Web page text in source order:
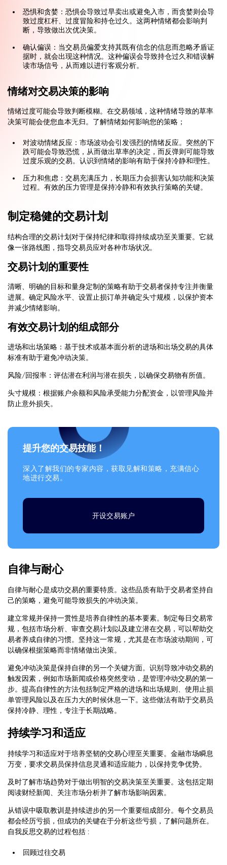
恐惧和贪婪：恐惧会导致过早卖出或避免入市，而贪婪则会导
致过度杠杆、过度冒险和持仓过久。这两种情绪都会影响判
断，导致做出次优决策。
确认偏误：当交易员偏爱支持其既有信念的信息而忽略矛盾证
据时，就会出现这种情况。这种偏误会导致持仓过久和错误解
读市场信号，从而难以进行客观分析。
情绪对交易决策的影响
情绪过度可能会导致判断模糊。在交易领域，这种情绪导致的草率
决策可能会使您血本无归。了解情绪如何影响您的策略；
对波动情绪反应：市场波动会引发强烈的情绪反应。突然的下
跌可能会导致恐慌，从而做出草率的决定，而反弹则可能导致
过度乐观的交易。认识到情绪的影响有助于保持冷静和理性。
压力和焦虑：交易充满压力，长期压力会损害认知功能和决策
过程。有效的压力管理是保持冷静和有效执行策略的关键。
制定稳健的交易计划
结构合理的交易计划对于保持纪律和取得持续成功至关重要。它就
像一张路线图，指导交易员应对各种市场状况。
交易计划的重要性
清晰、明确的目标和量身定制的策略有助于交易者保持专注并衡量
进展。确定风险水平、设置止损订单并确定头寸规模，以保护资本
并减少情绪影响。
有效交易计划的组成部分
进场和出场策略：基于技术或基本面分析的进场和出场交易的具体
标准有助于避免冲动决策。
风险/回报率：评估潜在利润与潜在损失，以确保交易物有所值。
头寸规模：根据账户余额和风险承受能力分配资金，以管理风险并
防止意外损失。
提升您的交易技能！
深入了解我们的专家内容，获取见解和策略，充满信心
地进行交易。
开设交易账户
自律与耐心
自律与耐心是成功交易的重要特质。这些品质有助于交易者坚持自
己的策略，避免可能导致损失的冲动决策。
建立常规并保持一贯性是培养自律性的基本要素。制定每日交易常
规，包括市场分析、审查交易计划以及建立潜在交易，可以帮助交
易者养成自律的习惯。坚持这一常规，尤其是在市场波动期间，可
以确保根据策略而非情绪做出决策。
避免冲动决策是保持自律的另一个关键方面。识别导致冲动交易的
触发因素，例如市场新闻或价格突然变动，是管理冲动交易的第一
步。提高自律性的方法包括制定严格的进场和出场规则、使用止损
单管理风险以及在压力大的时候休息一下。这些做法有助于交易员
保持冷静、理性，专注于长期战略。
持续学习和适应
持续学习和适应对于培养坚韧的交易心理至关重要。金融市场瞬息
万变，要求交易员保持信息灵通和适应能力，以保持竞争优势。
及时了解市场趋势对于做出明智的交易决策至关重要。这包括定期
阅读财经新闻、关注市场分析并了解市场影响因素。
从错误中吸取教训是持续进步的另一个重要组成部分。每个交易员
都会经历亏损，但成功的关键在于分析这些亏损，了解问题所在。
自我反思交易的过程包括 :
回顾过往交易